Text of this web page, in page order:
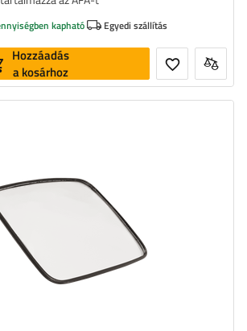
kapható Egyedi szállítás
Hozzáadás
a kosárhoz